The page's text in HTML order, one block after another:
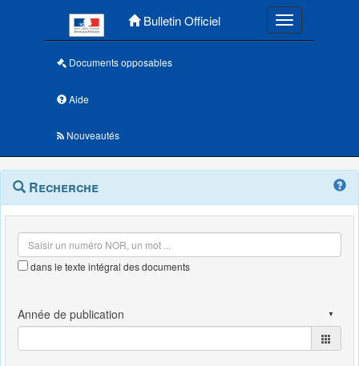
Bulletin Officiel Toggle
Documents opposables
Aide
Nouveautés
Navigation
outils
Menu
contextuel
Recherche
dans le texte intégral des documents